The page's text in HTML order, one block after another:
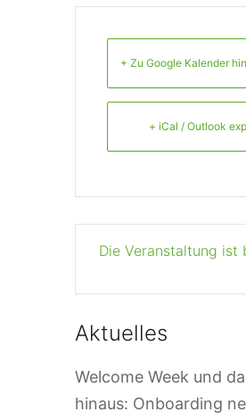
+ Zu Google Kalender
+ iCal / Outlook
Die Veranstaltung ist
Aktuelles
Welcome Week und
hinaus: Onboarding